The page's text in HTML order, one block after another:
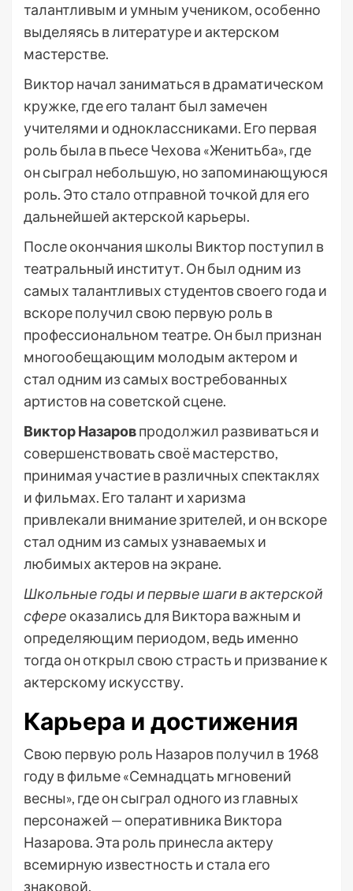
талантливым и умным учеником, особенно
выделяясь в литературе и актерском
мастерстве.
Виктор начал заниматься в драматическом
кружке, где его талант был замечен
учителями и одноклассниками. Его первая
роль была в пьесе Чехова «Женитьба», где
он сыграл небольшую, но запоминающуюся
роль. Это стало отправной точкой для его
дальнейшей актерской карьеры.
После окончания школы Виктор поступил в
театральный институт. Он был одним из
самых талантливых студентов своего года и
вскоре получил свою первую роль в
профессиональном театре. Он был признан
многообещающим молодым актером и
стал одним из самых востребованных
артистов на советской сцене.
Виктор Назаровпродолжил развиваться и
совершенствовать своё мастерство,
принимая участие в различных спектаклях
и фильмах. Его талант и харизма
привлекали внимание зрителей, и он вскоре
стал одним из самых узнаваемых и
любимых актеров на экране.
Школьные годы и первые шаги в актерской
сфере оказались для Виктора важным и
определяющим периодом, ведь именно
тогда он открыл свою страсть и призвание к
актерскому искусству.
Карьера и достижения
Свою первую роль Назаров получил в 1968
году в фильме «Семнадцать мгновений
весны», где он сыграл одного из главных
персонажей — оперативника Виктора
Назарова. Эта роль принесла актеру
всемирную известность и стала его
знаковой.